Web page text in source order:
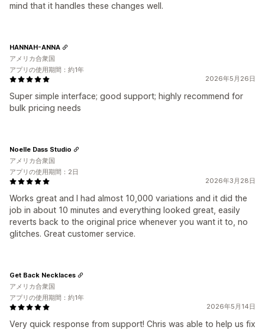
mind that it handles these changes well.
2026年5月26日
Super simple interface; good support; highly recommend for
bulk pricing needs
HANNAH-ANNA
アメリカ合衆国
アプリの使用期間：約1年
2026年3月28日
Works great and I had almost 10,000 variations and it did the
job in about 10 minutes and everything looked great, easily
reverts back to the original price whenever you want it to, no
glitches. Great customer service.
Noelle Dass Studio
アメリカ合衆国
アプリの使用期間：2日
2026年5月14日
Very quick response from support! Chris was able to help us fix
Get Back Necklaces
アメリカ合衆国
アプリの使用期間：約1年